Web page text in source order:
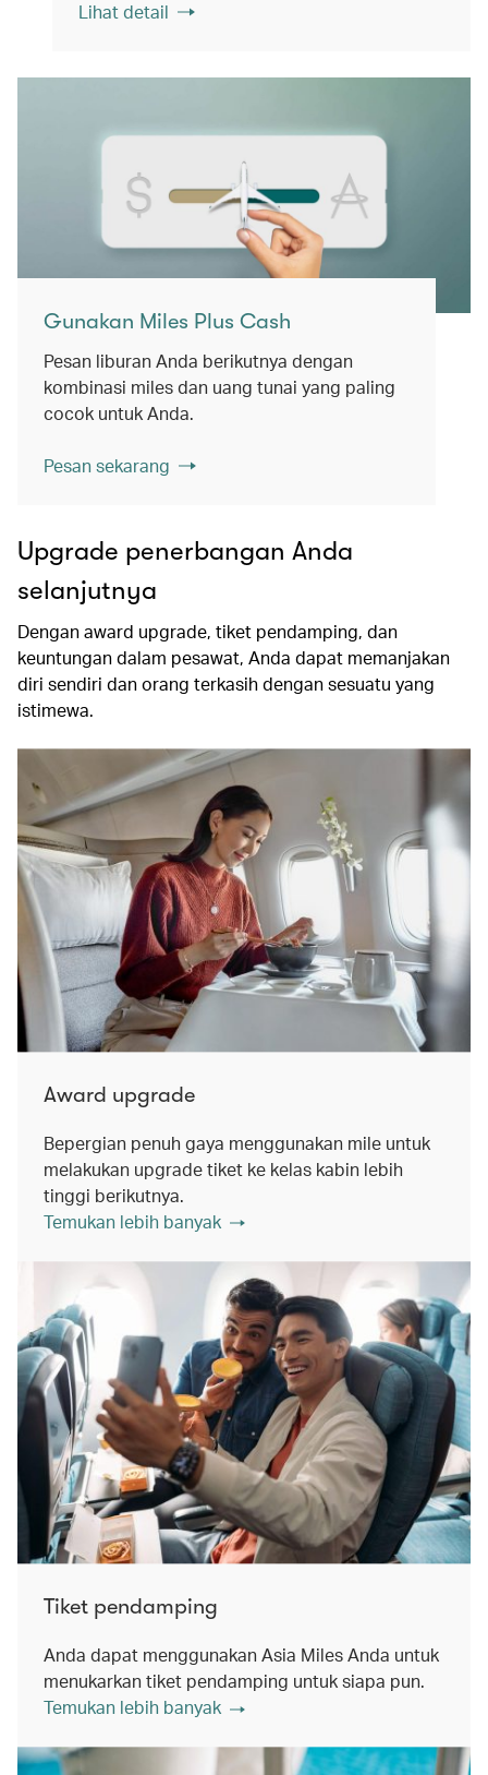
Lihat detail
Gunakan Miles Plus Cash
Pesan liburan Anda berikutnya dengan
kombinasi miles dan uang tunai yang paling
cocok untuk Anda.
Pesan sekarang
Upgrade penerbangan Anda
selanjutnya
Dengan award upgrade, tiket pendamping, dan
keuntungan dalam pesawat, Anda dapat memanjakan
diri sendiri dan orang terkasih dengan sesuatu yang
istimewa.
Award upgrade
Bepergian penuh gaya menggunakan mile untuk
melakukan upgrade tiket ke kelas kabin lebih
tinggi berikutnya.
Temukan lebih banyak
Tiket pendamping
Anda dapat menggunakan Asia Miles Anda untuk
menukarkan tiket pendamping untuk siapa pun.
Temukan lebih banyak